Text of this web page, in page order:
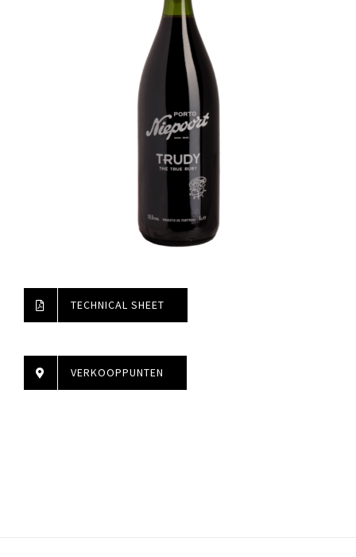
TECHNICAL SHEET
VERKOOPPUNTEN